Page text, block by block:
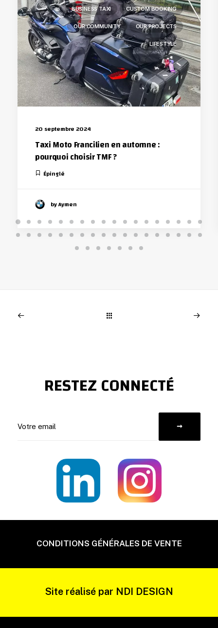
BUSINESS TAXI CUSTOM BOOKING
OUR COMMUNITY OUR PROJECTS
LIFESTYLE
20 septembre 2024
Taxi Moto Francilien en automne :
pourquoi choisir TMF ?
Épinglé
by Aymen
RESTEZ CONNECTÉ
CONDITIONS GÉNÉRALES DE VENTE
Site réalisé par NDI DESIGN